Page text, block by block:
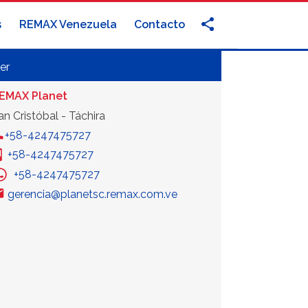
REMAX Venezuela Contacto
Planet
Cristóbal - Táchira
+58-4247475727
+58-4247475727
+58-4247475727
gerencia@planetsc.remax.com.ve